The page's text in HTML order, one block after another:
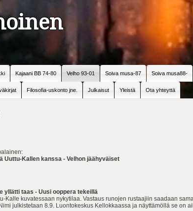
Kajaani BB 74-80 Velho 93-01 Soiva musa-87 Soiva musa88-
Filosofia-uskonto jne. Julkaisut Yleistä Ota yhteyttä
Uuttu-Kallen kanssa - Velhon jäähyväiset
yllätti taas - Uusi ooppera tekeillä
Kalle kuvatessaan nykytilaa. Vastaus runojen rustaajiin saadaan
julkistetaan 8.9. Luontokeskus Kellokkaassa ja näyttämöllä se on